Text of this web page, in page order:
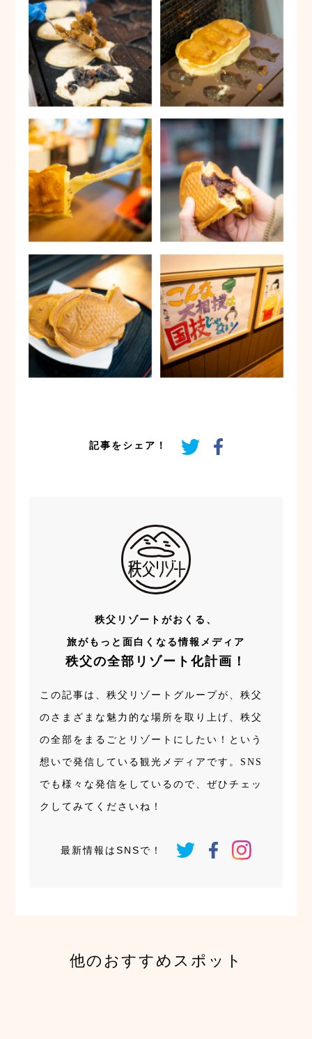
記事をシェア！
秩父リゾートがおくる、
旅がもっと面白くなる情報メディア
秩父の全部リゾート化計画！
この記事は、秩父リゾートグループが、秩父
のさまざまな魅力的な場所を取り上げ、秩父
の全部をまるごとリゾートにしたい！という
想いで発信している観光メディアです。SNS
でも様々な発信をしているので、ぜひチェッ
クしてみてくださいね！
最新情報はSNSで！
他のおすすめスポット